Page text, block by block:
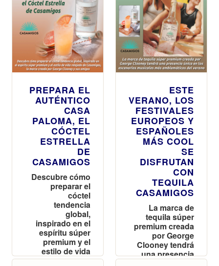
PREPARA EL
AUTÉNTICO
CASA
PALOMA, EL
CÓCTEL
ESTRELLA
DE
CASAMIGOS
Descubre cómo
preparar el
cóctel
tendencia
global,
inspirado en el
espíritu súper
premium y el
estilo de vida
relajado de
ESTE
VERANO, LOS
FESTIVALES
EUROPEOS Y
ESPAÑOLES
MÁS COOL
SE
DISFRUTAN
CON
TEQUILA
CASAMIGOS
La marca de
tequila súper
premium creada
por George
Clooney tendrá
una presencia